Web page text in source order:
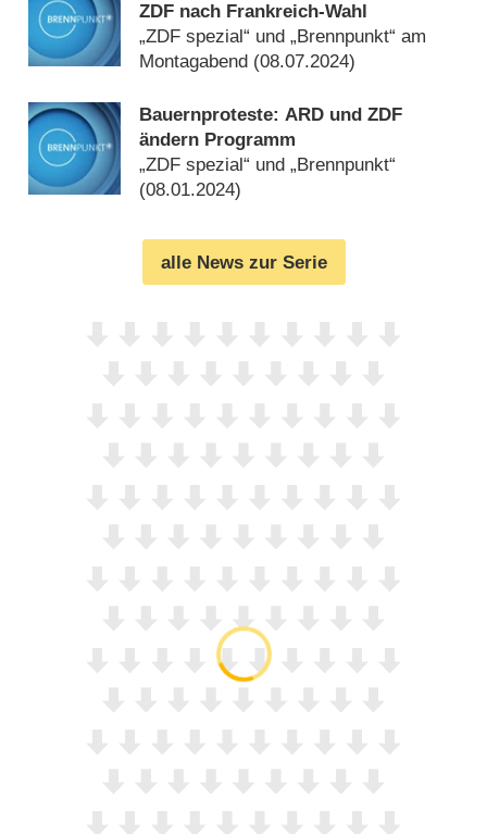
ZDF nach Frankreich-Wahl
„ZDF spezial“ und „Brennpunkt“ am
Montagabend (08.07.2024)
Bauernproteste: ARD und ZDF
ändern Programm
„ZDF spezial“ und „Brennpunkt“
(08.01.2024)
alle News zur Serie